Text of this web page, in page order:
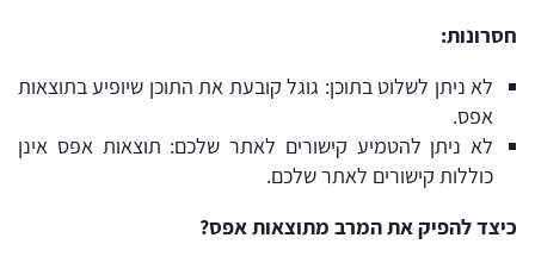
חסרונות:
לא ניתן לשלוט בתוכן: גוגל קובעת את התוכן שיופיע בתוצאות
אפס.
לא ניתן להטמיע קישורים לאתר שלכם: תוצאות אפס אינן
כוללות קישורים לאתר שלכם.
כיצד להפיק את המרב מתוצאות אפס?